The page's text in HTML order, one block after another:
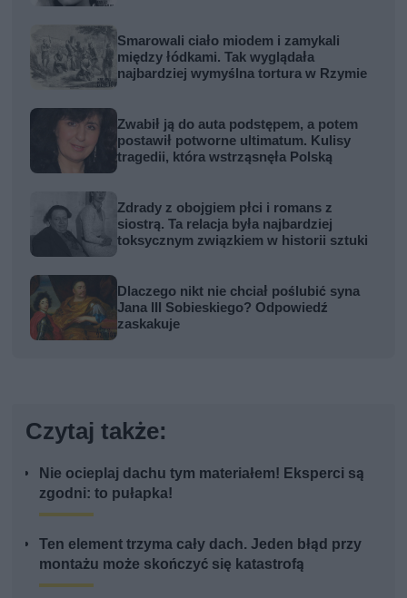
Smarowali ciało miodem i zamykali
między łódkami. Tak wyglądała
najbardziej wymyślna tortura w Rzymie
Zwabił ją do auta podstępem, a potem
postawił potworne ultimatum. Kulisy
tragedii, która wstrząsnęła Polską
Zdrady z obojgiem płci i romans z
siostrą. Ta relacja była najbardziej
toksycznym związkiem w historii sztuki
Dlaczego nikt nie chciał poślubić syna
Jana III Sobieskiego? Odpowiedź
zaskakuje
Czytaj także:
Nie ocieplaj dachu tym materiałem! Eksperci są
zgodni: to pułapka!
Ten element trzyma cały dach. Jeden błąd przy
montażu może skończyć się katastrofą